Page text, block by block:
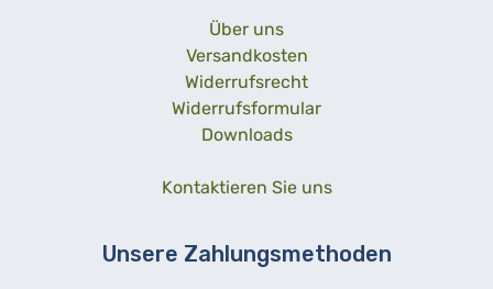
Über uns
Versandkosten
Widerrufsrecht
Widerrufsformular
Downloads
Kontaktieren Sie uns
Unsere Zahlungsmethoden